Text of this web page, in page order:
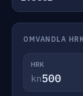
OMVANDLA
HRK
kn